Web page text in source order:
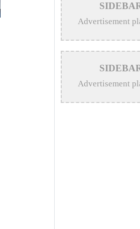
রেস্টুরেন্ট স্কাই বাইট
>
নতুন উদ্যোক্তা
মেলা উৎসাহ জোগায়:
সরকার
>
গুণীজনদের স্মৃতি
আইল্যান্ড গার্ডেনের
Advertisement
Advertisement